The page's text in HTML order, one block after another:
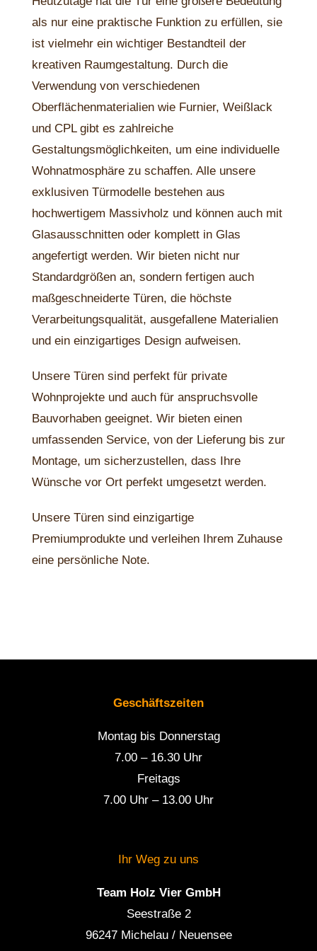
als nur eine praktische Funktion zu erfüllen, sie
ist vielmehr ein wichtiger Bestandteil der
kreativen Raumgestaltung. Durch die
Verwendung von verschiedenen
Oberflächenmaterialien wie Furnier, Weißlack
und CPL gibt es zahlreiche
Gestaltungsmöglichkeiten, um eine individuelle
Wohnatmosphäre zu schaffen. Alle unsere
exklusiven Türmodelle bestehen aus
hochwertigem Massivholz und können auch mit
Glasausschnitten oder komplett in Glas
angefertigt werden. Wir bieten nicht nur
Standardgrößen an, sondern fertigen auch
maßgeschneiderte Türen, die höchste
Verarbeitungsqualität, ausgefallene Materialien
und ein einzigartiges Design aufweisen.
Unsere Türen sind perfekt für private
Wohnprojekte und auch für anspruchsvolle
Bauvorhaben geeignet. Wir bieten einen
umfassenden Service, von der Lieferung bis zur
Montage, um sicherzustellen, dass Ihre
Wünsche vor Ort perfekt umgesetzt werden.
Unsere Türen sind einzigartige
Premiumprodukte und verleihen Ihrem Zuhause
eine persönliche Note.
Geschäftszeiten
Montag bis Donnerstag
7.00 – 16.30 Uhr
Freitags
7.00 Uhr – 13.00 Uhr
Ihr Weg zu uns
Team Holz Vier GmbH
Seestraße 2
96247 Michelau / Neuensee